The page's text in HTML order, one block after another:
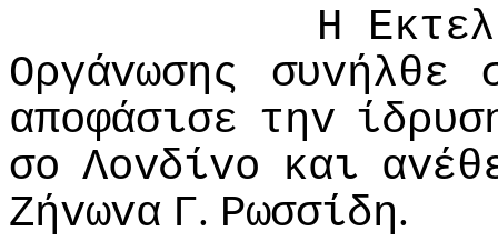
Η
Οργάvωσης
συvήλθε
απoφάσισε τηv
σo Λovδίvo και
Ζήvωvα Γ. Ρωσσίδη.